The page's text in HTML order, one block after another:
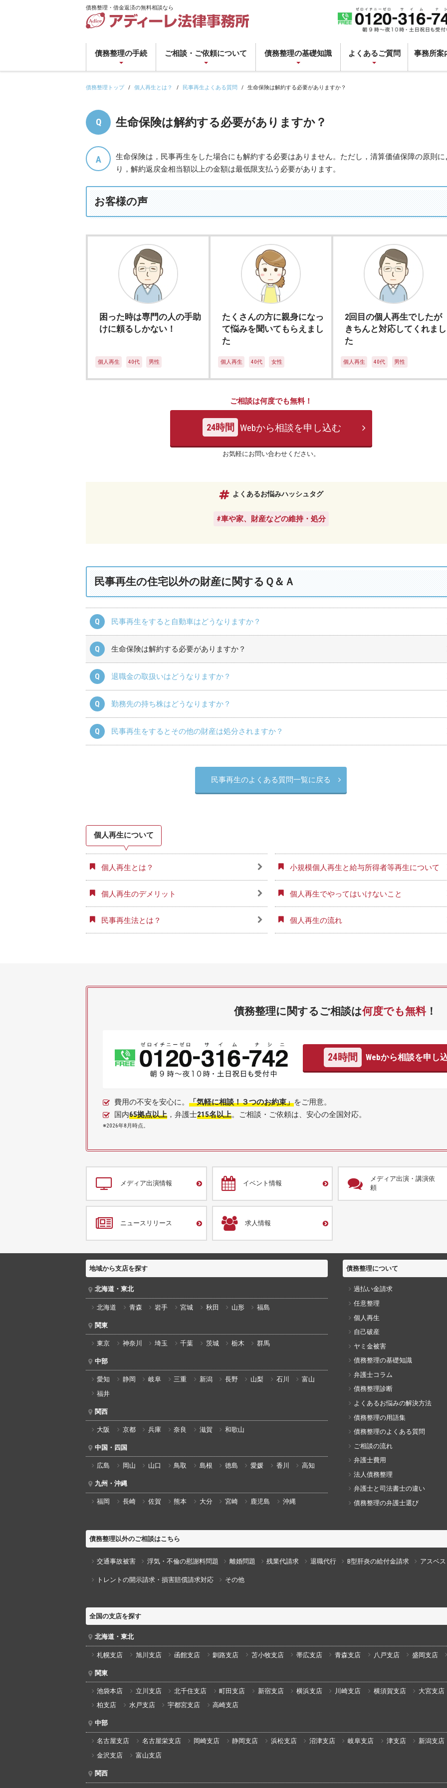
債務整理・借金返済の無料相談なら
務
整
理・
借
済
の
無
料
相
な
ら
ア
デ
債務整理の手続 ご相談・ご依頼について 債務整理の基礎知識 よくあるご質問 事務所案
債務整理トップ 個人再生とは？ 民事再生よくある質問 生命保険は解約する必要がありますか？
生命保険は解約する必要がありますか？
生命保険は，民事再生をした場合にも解約する必要はありません。ただし，清算価値保障の原則に
り，解約返戻金相当額以上の金額は最低限支払う必要があります。
お客様の声
困った時は専門の人の手助
けに頼るしかない！
個人再生 40代 男性
たくさんの方に親身になっ
て悩みを聞いてもらえまし
た
個人再生 40代 女性
2回目の個人再生でしたが
きちんと対応してくれまし
た
個人再生 40代 男性
ご相談は何度でも無料！
24時間 Webから相談を申し込む
お気軽にお問い合わせください。
よくあるお悩みハッシュタグ
#車や家、財産などの維持・処分
民事再生の住宅以外の財産に関するＱ＆Ａ
民事再生をすると自動車はどうなりますか？
生命保険は解約する必要がありますか？
退職金の取扱いはどうなりますか？
勤務先の持ち株はどうなりますか？
民事再生をするとその他の財産は処分されますか？
民事再生のよくある質問一覧に戻る
個人再生について
個人再生とは？ 小規模個人再生と給与所得者等再生について
個人再生のデメリット 個人再生でやってはいけないこと
民事再生法とは？ 個人再生の流れ
債務整理に関するご相談は何度でも無料！
24時間 Webから相談を申し
費用の不安を安心に。 「気軽に相談！３つのお約束」をご用意。
国内65拠点以上，弁護士215名以上。ご相談・ご依頼は、安心の全国対応。
※2026年8月時点。
メディア出演情報 イベント情報
メディア出演・講演依
頼
ニュースリリース 求人情報
地域から支店を探す
北海道・東北
北海道 青森 岩手 宮城 秋田 山形 福島
関東
東京 神奈川 埼玉 千葉 茨城 栃木 群馬
中部
愛知 静岡 岐阜 三重 新潟 長野 山梨 石川
富山
福井
関西
大阪 京都 兵庫 奈良 滋賀 和歌山
中国・四国
広島 岡山 山口 鳥取 島根 徳島 愛媛 香川 高知
九州・沖縄
福岡 長崎 佐賀 熊本 大分 宮崎 鹿児島 沖縄
債務整理について
過払い金請求
任意整理
個人再生
自己破産
ヤミ金被害
債務整理の基礎知識
弁護士コラム
債務整理診断
よくあるお悩みの解決方法
債務整理の用語集
債務整理のよくある質問
ご相談の流れ
弁護士費用
法人債務整理
弁護士と司法書士の違い
債務整理の弁護士選び
債務整理以外のご相談はこちら
交通事故被害 浮気・不倫の慰謝料問題 離婚問題 残業代請求 退職代行 B型肝炎の給付金請求 アスベ
トレントの開示請求・損害賠償請求対応 その他
全国の支店を探す
北海道・東北
札幌支店 旭川支店 函館支店 釧路支店 苫小牧支店 帯広支店 青森支店 八戸支店 盛岡支店
関東
池袋本店 立川支店 北千住支店 町田支店 新宿支店 横浜支店 川崎支店 横須賀支店
大宮支店
柏支店
水戸支店 宇都宮支店 高崎支店
中部
名古屋支店 名古屋栄支店 岡崎支店 静岡支店 浜松支店 沼津支店 岐阜支店 津支店
新潟支店
金沢支店
富山支店
関西